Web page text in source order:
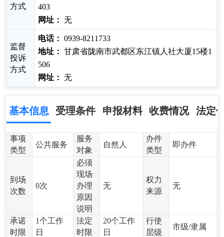
方式
403
网址： 无
监督
投诉
方式
电话： 0939-8211733
地址： 甘肃省陇南市武都区东江镇人社大厦15楼1
506
网址： 无
基本信息 受理条件 申报材料 收费情况 法定
事项
类型
公共服务
服务
对象
自然人
办件
类型
即办件
到场
次数
0次
必须
现场
办理
原因
说明
无
权力
来源
无
承诺
时限
1个工作
日
法定
时限
20个工作
日
行使
层级
市级/隶属